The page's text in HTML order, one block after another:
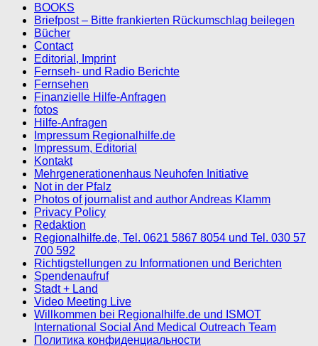
BOOKS
Briefpost – Bitte frankierten Rückumschlag beilegen
Bücher
Contact
Editorial, Imprint
Fernseh- und Radio Berichte
Fernsehen
Finanzielle Hilfe-Anfragen
fotos
Hilfe-Anfragen
Impressum Regionalhilfe.de
Impressum, Editorial
Kontakt
Mehrgenerationenhaus Neuhofen Initiative
Not in der Pfalz
Photos of journalist and author Andreas Klamm
Privacy Policy
Redaktion
Regionalhilfe.de, Tel. 0621 5867 8054 und Tel. 030 57
700 592
Richtigstellungen zu Informationen und Berichten
Spendenaufruf
Stadt + Land
Video Meeting Live
Willkommen bei Regionalhilfe.de und ISMOT
International Social And Medical Outreach Team
Политика конфиденциальности